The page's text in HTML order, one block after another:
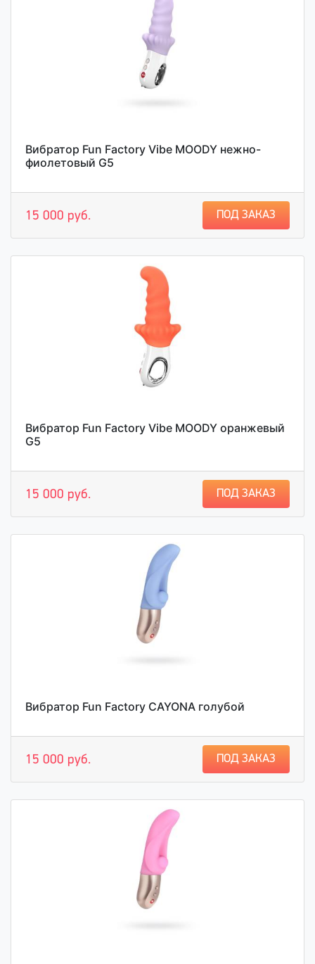
Вибратор Fun Factory Vibe MOODY нежно-
фиолетовый G5
15 000 руб. ПОД ЗАКАЗ
Вибратор Fun Factory Vibe MOODY оранжевый
G5
15 000 руб. ПОД ЗАКАЗ
Вибратор Fun Factory CAYONA голубой
15 000 руб. ПОД ЗАКАЗ